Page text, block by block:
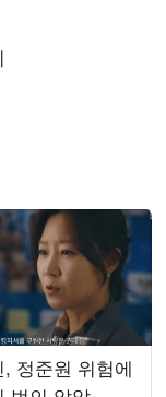
, 정준원 위험에